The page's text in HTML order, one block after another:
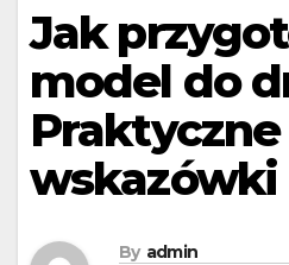
Jak
model do
Praktyczne
wskazówki
By admin